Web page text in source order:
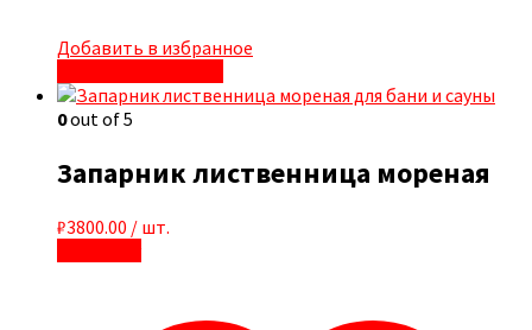
Добавить в избранное
0out of 5
Запарник лиственница мореная
₽3800.00 / шт.